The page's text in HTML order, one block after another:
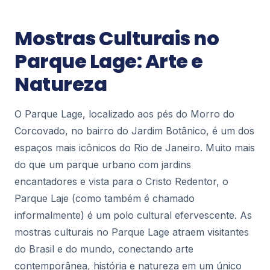
Circo Voador: O Palco que Respira a
Alma Carioca
Ao pisar na Lapa, o coração do Rio de Janeiro
pulsa em cada esquina, mas há um endereço que
Voador...
Pontos Turísticos
Mirante do Leblon: O Cenário Perfeito
entre o Mar e a Montanha
Se existe um lugar na Zona Sul do Rio de Janeiro
que entrega uma paisagem de cartão-postal sem
81
Pontos Turísticos
Mostras Culturais no
Parque Lage: Arte e
Natureza
O Parque Lage, localizado aos pés do Morro do
Corcovado, no bairro do Jardim Botânico, é um dos
espaços mais icônicos do Rio de Janeiro. Muito mais
do que um parque urbano com jardins
encantadores e vista para o Cristo Redentor, o
Parque Laje (como também é chamado
informalmente) é um polo cultural efervescente. As
mostras culturais no Parque Lage atraem visitantes
do Brasil e do mundo, conectando arte
contemporânea, história e natureza em um único